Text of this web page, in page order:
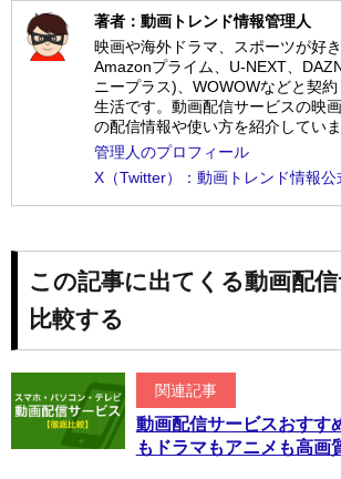
著者：動画トレンド情報管理人
映画や海外ドラマ、スポーツが好き
Amazonプライム、U-NEXT、
ニープラス)、WOWOWなどと契
生活です。動画配信サービスの映
の配信情報や使い方を紹介していま
管理人のプロフィール
X（Twitter）：動画トレンド情報公
この記事に出てくる動画配
比較する
関連記事
動画配信サービスおすす
もドラマもアニメも高画